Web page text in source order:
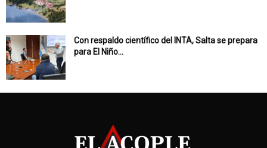
Con respaldo científico del INTA, Salta se prepara
para El Niño...